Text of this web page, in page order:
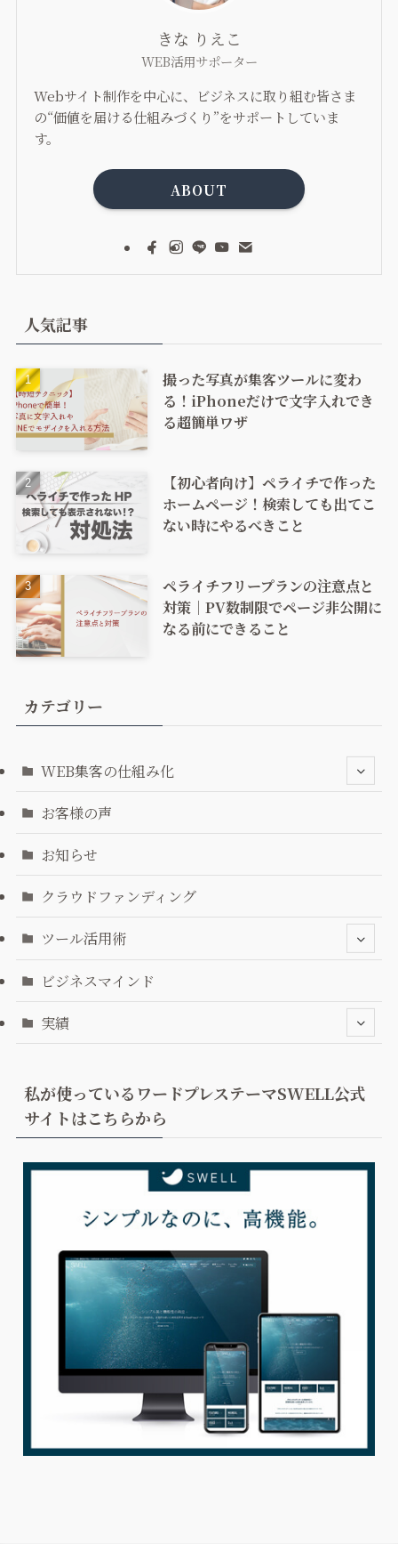
きな りえこ
WEB活用サポーター
Webサイト制作を中心に、ビジネスに取り組む皆さま
の“価値を届ける仕組みづくり”をサポートしていま
す。
ABOUT
人気記事
撮った写真が集客ツールに変わ
る！iPhoneだけで文字入れでき
る超簡単ワザ
【初心者向け】ペライチで作った
ホームページ！検索しても出てこ
ない時にやるべきこと
ペライチフリープランの注意点と
対策｜PV数制限でページ非公開に
なる前にできること
カテゴリー
WEB集客の仕組み化
お客様の声
お知らせ
クラウドファンディング
ツール活用術
ビジネスマインド
実績
私が使っているワードプレステーマSWELL公式
サイトはこちらから